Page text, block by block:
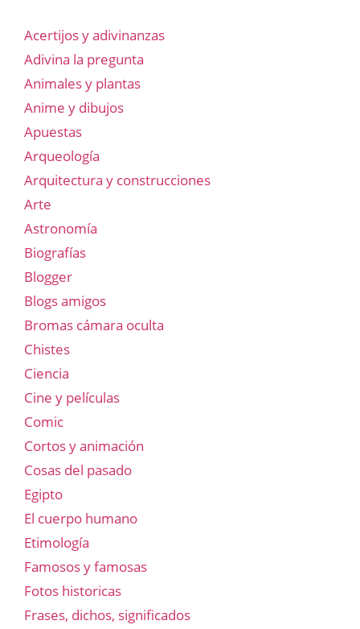
Acertijos y adivinanzas
Adivina la pregunta
Animales y plantas
Anime y dibujos
Apuestas
Arqueología
Arquitectura y construcciones
Arte
Astronomía
Biografías
Blogger
Blogs amigos
Bromas cámara oculta
Chistes
Ciencia
Cine y películas
Comic
Cortos y animación
Cosas del pasado
Egipto
El cuerpo humano
Etimología
Famosos y famosas
Fotos historicas
Frases, dichos, significados